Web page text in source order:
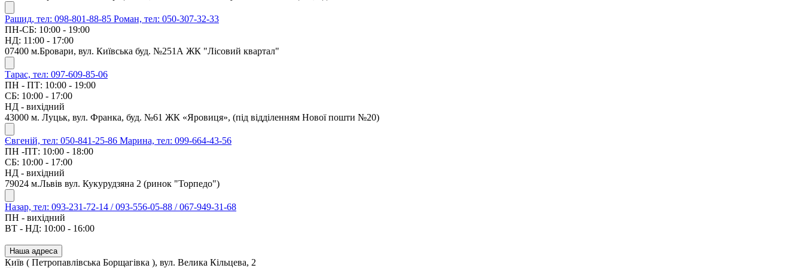
Рашид, тел: 098-801-88-85 Роман, тел: 050-307-32-33
ПН-СБ: 10:00 - 19:00
НД: 11:00 - 17:00
07400 м.Бровари, вул. Київська буд. №251А ЖК "Лісовий квартал"
Тарас, тел: 097-609-85-06
ПН - ПТ: 10:00 - 19:00
СБ: 10:00 - 17:00
НД - вихідний
43000 м. Луцьк, вул. Франка, буд. №61 ЖК «Яровиця», (під відділенням Нової пошти №20)
Євгеній, тел: 050-841-25-86 Марина, тел: 099-664-43-56
ПН -ПТ: 10:00 - 18:00
СБ: 10:00 - 17:00
НД - вихідний
79024 м.Львів вул. Кукурудзяна 2 (ринок "Торпедо")
Назар, тел: 093-231-72-14 / 093-556-05-88 / 067-949-31-68
ПН - вихідний
ВТ - НД: 10:00 - 16:00
Наша адреса
Київ ( Петропавлівська Борщагівка ), вул. Велика Кільцева, 2